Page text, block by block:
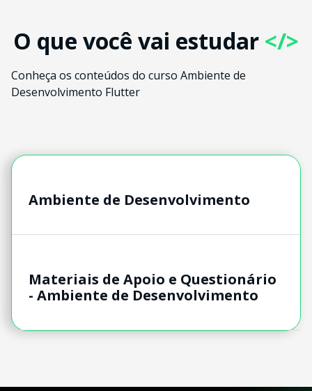
O que você vai estudar </>
Conheça os conteúdos do curso Ambiente de
Desenvolvimento Flutter
Ambiente de Desenvolvimento
Materiais de Apoio e Questionário
- Ambiente de Desenvolvimento